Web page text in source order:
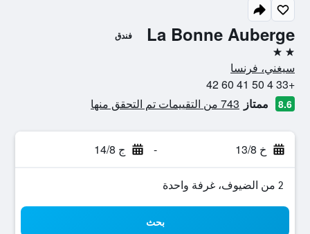
La Bonne Auberge فندق
2 نجمتين
سيغني، فرنسا
+33 4 50 41 60 42
8.6 ممتاز 743 من التقييمات تم التحقق منها
خ 13/8 - ج 14/8
2 من الضيوف، غرفة واحدة
بحث